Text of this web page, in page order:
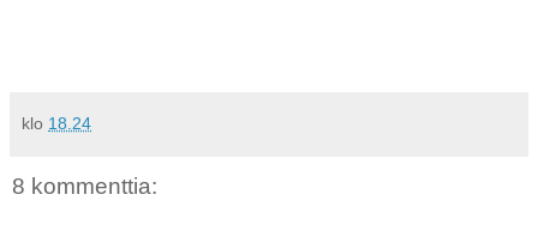
klo 18.24
8 kommenttia: